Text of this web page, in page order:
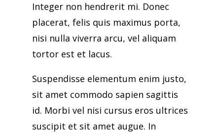
Integer non hendrerit mi. Donec
placerat, felis quis maximus porta,
nisi nulla viverra arcu, vel aliquam
tortor est et lacus.
Suspendisse elementum enim justo,
sit amet commodo sapien sagittis
id. Morbi vel nisi cursus eros ultrices
suscipit et sit amet augue. In